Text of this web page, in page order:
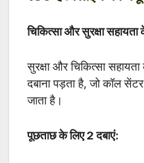
चिकित्सा और सुरक्षा सहायता
सुरक्षा और चिकित्सा सहायता
दबाना पड़ता है, जो कॉल
जाता है।
पूछताछ के लिए 2 दबाएं: